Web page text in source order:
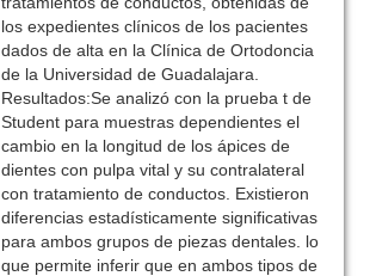
los expedientes clínicos de los pacientes
dados de alta en la Clínica de Ortodoncia
de la Universidad de Guadalajara.
Resultados:Se analizó con la prueba t de
Student para muestras dependientes el
cambio en la longitud de los ápices de
dientes con pulpa vital y su contralateral
con tratamiento de conductos. Existieron
diferencias estadísticamente significativas
para ambos grupos de piezas dentales. lo
que permite inferir que en ambos tipos de